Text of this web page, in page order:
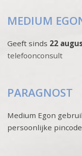
MEDIUM
Geeft sinds 22
telefoonconsult
PARAGNOST
Medium Egon
persoonlijke pincode